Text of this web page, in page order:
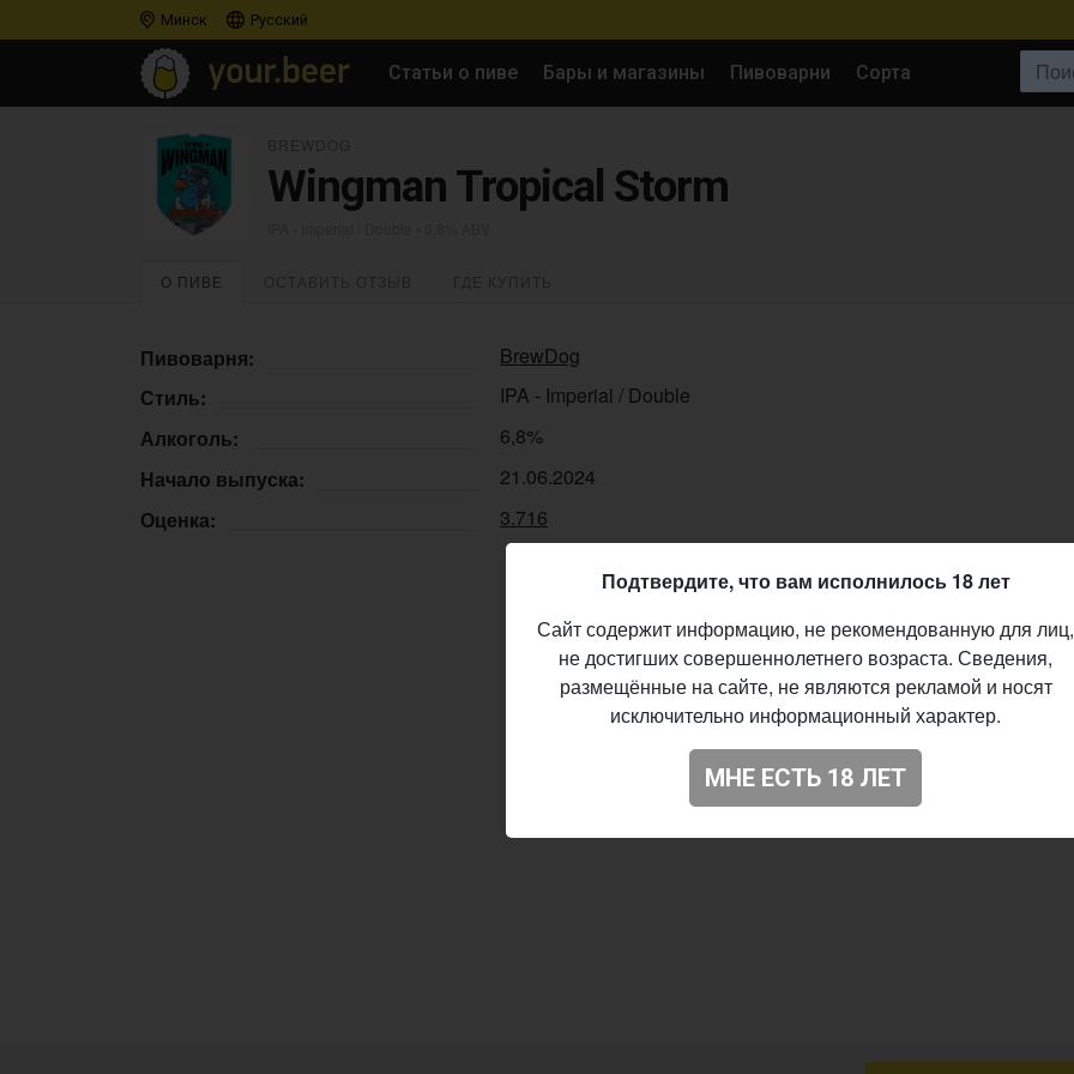
Минск Русский
Статьи о пиве Бары и магазины Пивоварни Сорта
Wingman Tropical Storm
О ПИВЕ
Пивоварня:
BrewDog
Стиль:
IPA - Imperial / Double
Алкоголь:
6,8%
Начало выпуска:
21.06.2024
Оценка:
3.716
Подтвердите, что вам исполнилось 18 лет
Сайт содержит информацию, не рекомендованную для лиц,
не достигших совершеннолетнего возраста. Сведения,
размещённые на сайте, не являются рекламой и носят
исключительно информационный характер.
МНЕ ЕСТЬ 18 ЛЕТ